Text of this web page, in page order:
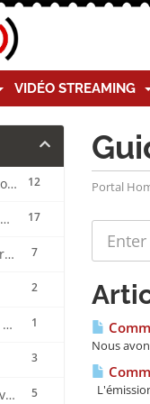
VIDÉO STREAMING
Portal
12
1. Basic Usage Guide CentovaCast
17
2. Advanced Usage Guide CentovaCast
7
3. Intégration sur site internet CentovaCast
2
1
4. Statisitques et rapports CentovaCast
3
5
Foire aux questions CentovaCast
Nous